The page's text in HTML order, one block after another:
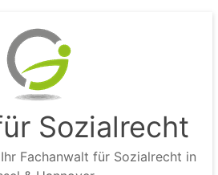
Sozialrecht
Fachanwalt für Sozialrecht in